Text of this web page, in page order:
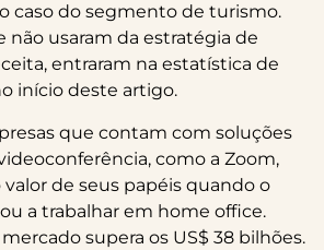
caso do segmento de turismo.
não usaram da estratégia de
entraram na estatística de
início deste artigo.
que contam com soluções
como a Zoom,
de seus papéis quando o
a trabalhar em home office.
supera os US$ 38 bilhões.